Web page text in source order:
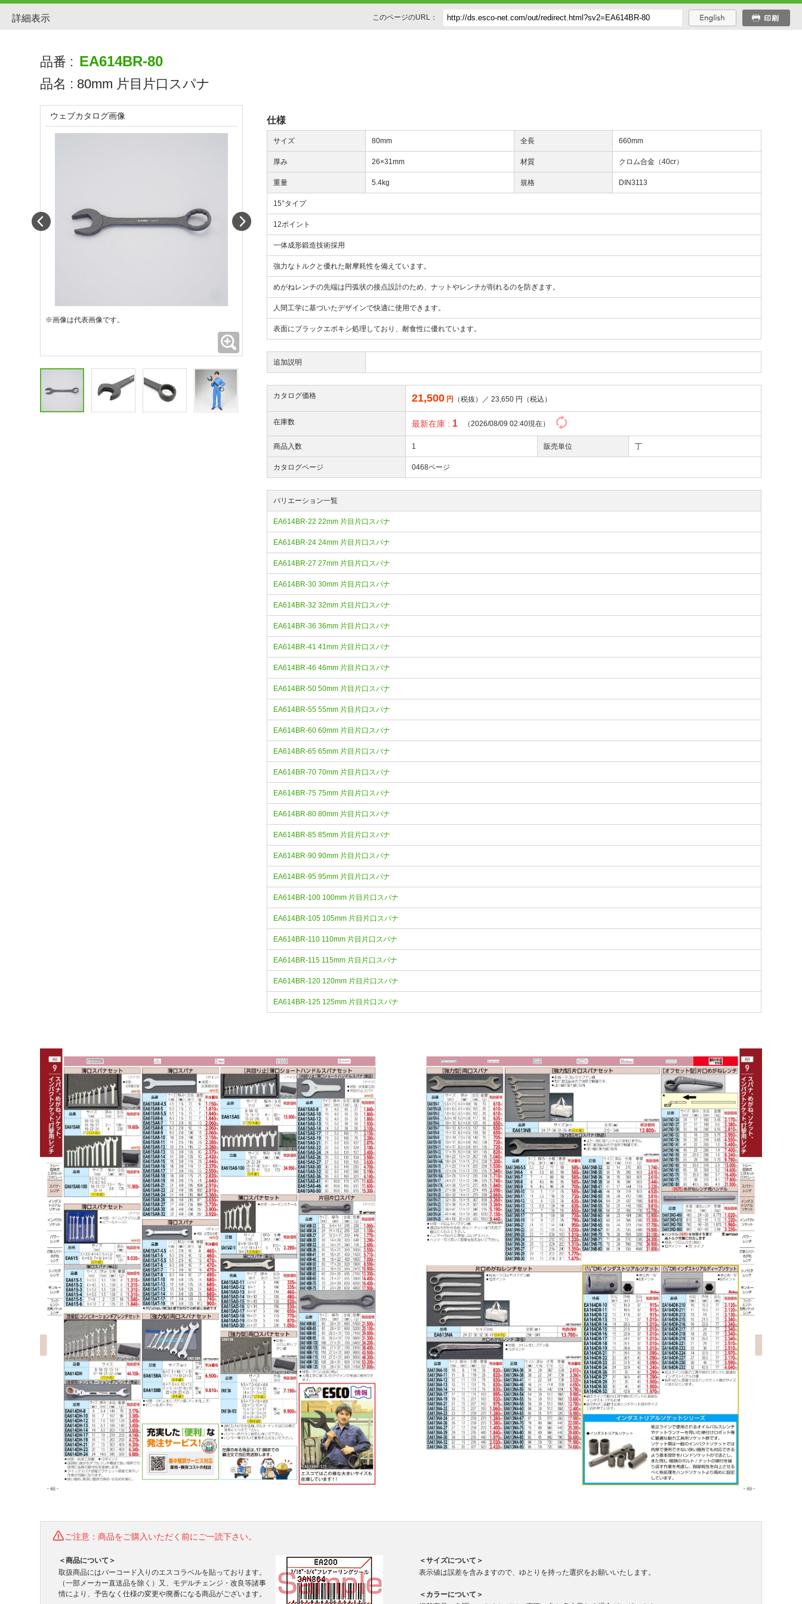
詳細表示 このページのURL：
品番 : EA614BR-80
品名 : 80mm 片目片口スパナ
仕様
サイズ 80mm 全長 660mm
厚み 26×31mm 材質 クロム合金（40cr）
重量 5.4kg 規格 DIN3113
15°タイプ
12ポイント
一体成形鍛造技術採用
強力なトルクと優れた耐摩耗性を備えています。
めがねレンチの先端は円弧状の接点設計のため、ナットやレンチが削れるのを防ぎます。
人間工学に基づいたデザインで快適に使用できます。
表面にブラックエポキシ処理しており、耐食性に優れています。
追加説明
カタログ価格 21,500 円 （税抜）／23,650 円（税込）
在庫数 最新在庫 : 1 （2026/08/09 02:40現在）
商品入数 1 販売単位 丁
カタログページ 0468ページ
バリエーション一覧
EA614BR-22 22mm 片目片口スパナ
EA614BR-24 24mm 片目片口スパナ
EA614BR-27 27mm 片目片口スパナ
EA614BR-30 30mm 片目片口スパナ
EA614BR-32 32mm 片目片口スパナ
EA614BR-36 36mm 片目片口スパナ
EA614BR-41 41mm 片目片口スパナ
EA614BR-46 46mm 片目片口スパナ
EA614BR-50 50mm 片目片口スパナ
EA614BR-55 55mm 片目片口スパナ
EA614BR-60 60mm 片目片口スパナ
EA614BR-65 65mm 片目片口スパナ
EA614BR-70 70mm 片目片口スパナ
EA614BR-75 75mm 片目片口スパナ
EA614BR-80 80mm 片目片口スパナ
EA614BR-85 85mm 片目片口スパナ
EA614BR-90 90mm 片目片口スパナ
EA614BR-95 95mm 片目片口スパナ
EA614BR-100 100mm 片目片口スパナ
EA614BR-105 105mm 片目片口スパナ
EA614BR-110 110mm 片目片口スパナ
EA614BR-115 115mm 片目片口スパナ
EA614BR-120 120mm 片目片口スパナ
EA614BR-125 125mm 片目片口スパナ
ウェブカタログ画像
※画像は代表画像です。
ご注意：商品をご購入いただく前にご一読下さい。
＜商品について＞
取扱商品にはバーコード入りのエスコラベルを貼っております。
（一部メーカー直送品を除く）又、モデルチェンジ・改良等諸事
情により、予告なく仕様の変更や廃番になる商品がございます。
＜サイズについて＞
表示値は誤差を含みますので、ゆとりを持った選択をお願いいたします。
＜カラーについて＞